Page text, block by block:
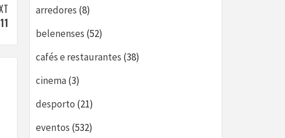
arredores (8)
belenenses (52)
cafés e restaurantes (38)
cinema(3)
desporto (21)
eventos (532)